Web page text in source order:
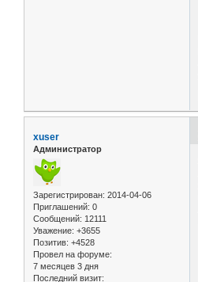
xuser
Администратор
Зарегистрирован: 2014-04-06
Приглашений: 0
Сообщений: 12111
Уважение: +3655
Позитив: +4528
Провел на форуме:
7 месяцев 3 дня
Последний визит: